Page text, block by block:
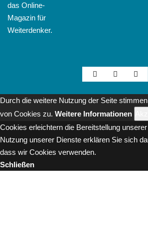
das Online-
Magazin für
Weiterdenker.
Durch die weitere Nutzung der Seite
von Cookies zu. Weitere Informationen
Cookies erleichtern die Bereitstellung
Nutzung unserer Dienste erklären Sie sich
dass wir Cookies verwenden.
Schließen